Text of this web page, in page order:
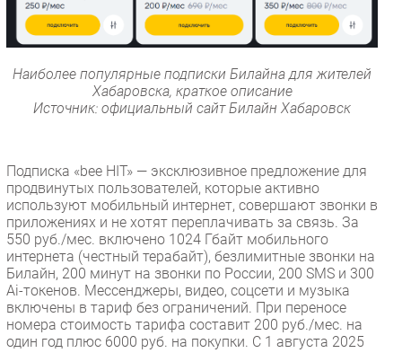
Наиболее популярные подписки Билайна для жителей
Хабаровска, краткое описание
Источник: официальный сайт Билайн Хабаровск
Подписка «bee HIT» — эксклюзивное предложение для
продвинутых пользователей, которые активно
используют мобильный интернет, совершают звонки в
приложениях и не хотят переплачивать за связь. За
550 руб./мес. включено 1024 Гбайт мобильного
интернета (честный терабайт), безлимитные звонки на
Билайн, 200 минут на звонки по России, 200 SMS и 300
Ai-токенов. Мессенджеры, видео, соцсети и музыка
включены в тариф без ограничений. При переносе
номера стоимость тарифа составит 200 руб./мес. на
один год плюс 6000 руб. на покупки. С 1 августа 2025